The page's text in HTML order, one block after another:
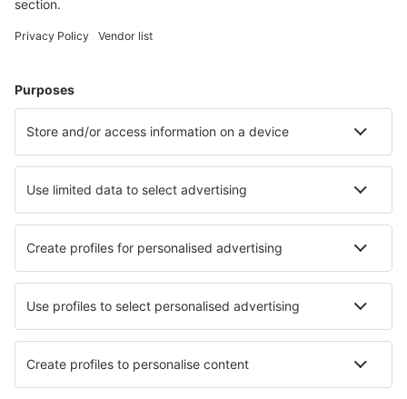
1
Retour
20 jan. (woe) NCE - BRU
15:05 20:10 5h 5min details
Boekingsvoorwaarden